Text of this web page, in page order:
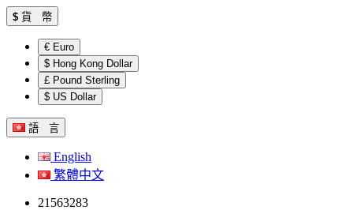
$ 貨 幣
€ Euro
$ Hong Kong Dollar
£ Pound Sterling
$ US Dollar
語 言
English
繁體中文
21563283